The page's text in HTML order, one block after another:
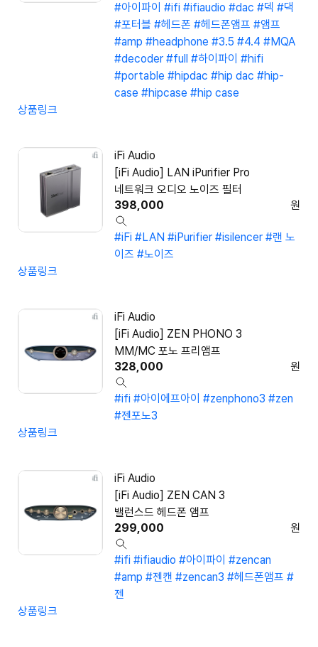
#아이파이 #ifi #ifiaudio #dac #덱 #댁
#포터블 #헤드폰 #헤드폰앰프 #앰프
#amp #headphone #3.5 #4.4 #MQA
#decoder #full #하이파이 #hifi
#portable #hipdac #hip dac #hip-
case #hipcase #hip case
상품링크
iFi Audio
[iFi Audio] LAN iPurifier Pro
네트워크 오디오 노이즈 필터
398,000
원
#iFi #LAN #iPurifier #isilencer #랜 노
이즈 #노이즈
상품링크
iFi Audio
[iFi Audio] ZEN PHONO 3
MM/MC 포노 프리앰프
328,000
원
#ifi #아이에프아이 #zenphono3 #zen
#젠포노3
상품링크
iFi Audio
[iFi Audio] ZEN CAN 3
밸런스드 헤드폰 앰프
299,000
원
#ifi #ifiaudio #아이파이 #zencan
#amp #젠캔 #zencan3 #헤드폰앰프 #
젠
상품링크